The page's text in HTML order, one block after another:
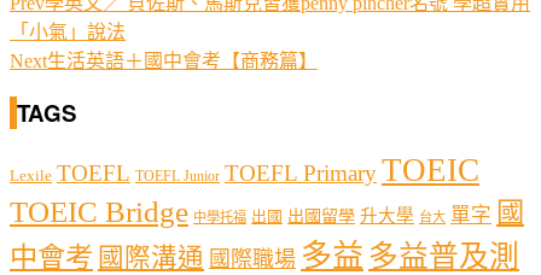
「小氣」說法
Next生活英語＋國中會考【商務篇】
TAGS
Lexile TOEFL TOEFL Junior TOEFL PrimaryTOEIC
TOEIC Bridge 中學托福 出國 出國留學 升大學 台大 單字 國
中會考 國際溝通 國際職場 多益 多益普及測